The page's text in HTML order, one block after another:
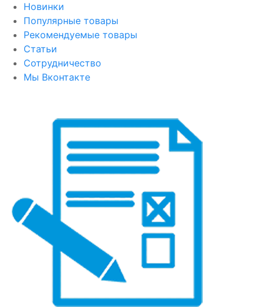
Новинки
Популярные товары
Рекомендуемые товары
Статьи
Сотрудничество
Мы Вконтакте